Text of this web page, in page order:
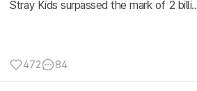
Stray Kids surpassed the mark of 2
472 84